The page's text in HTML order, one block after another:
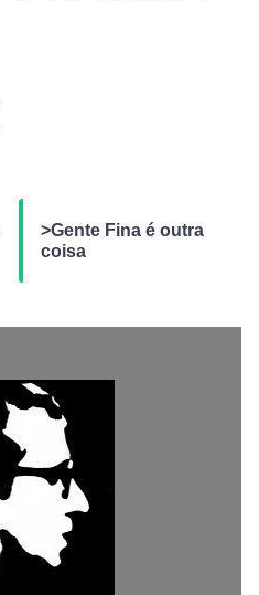
>Gente Fina é outra
coisa